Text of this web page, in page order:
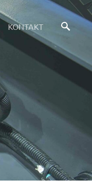
KONTAKT